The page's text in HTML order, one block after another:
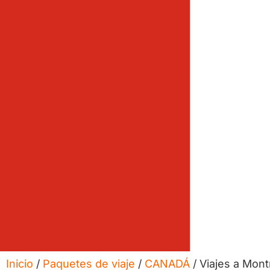
Inicio / Paquetes de viaje / CANADÁ / Viajes a